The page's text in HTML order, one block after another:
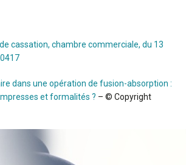
cassation, chambre commerciale, du 13
dans une opération de fusion-absorption :
et formalités ? – © Copyright